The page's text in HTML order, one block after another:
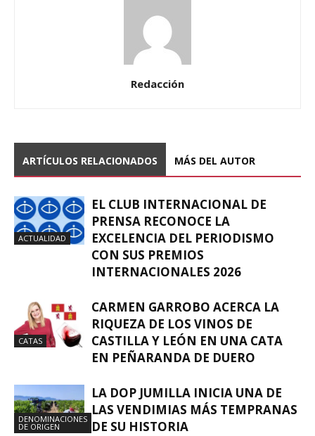
Redacción
ARTÍCULOS RELACIONADOS MÁS DEL AUTOR
ACTUALIDAD
EL CLUB INTERNACIONAL DE
PRENSA RECONOCE LA
EXCELENCIA DEL PERIODISMO
CON SUS PREMIOS
INTERNACIONALES 2026
CATAS
CARMEN GARROBO ACERCA LA
RIQUEZA DE LOS VINOS DE
CASTILLA Y LEÓN EN UNA CATA
EN PEÑARANDA DE DUERO
DENOMINACIONES
DE ORIGEN
LA DOP JUMILLA INICIA UNA DE
LAS VENDIMIAS MÁS TEMPRANAS
DE SU HISTORIA